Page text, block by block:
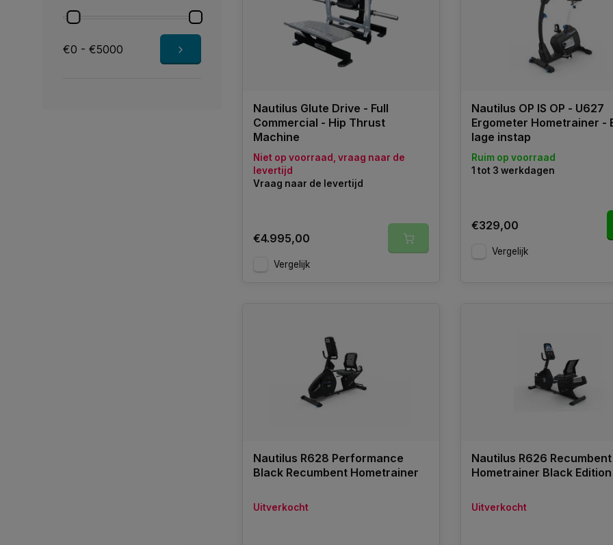
€0 - €5000
Nautilus Glute Drive - Full
Commercial - Hip Thrust
Machine
Niet op voorraad, vraag naar de
levertijd
Vraag naar de levertijd
€4.995,00
Vergelijk
Nautilus OP IS OP - U627
Ergometer Hometrainer -
lage instap
Ruim op voorraad
1 tot 3 werkdagen
€329,00
Vergelijk
Nautilus R628 Performance
Black Recumbent Hometrainer
Uitverkocht
Nautilus R626 Recumbent
Hometrainer Black Edition
Uitverkocht